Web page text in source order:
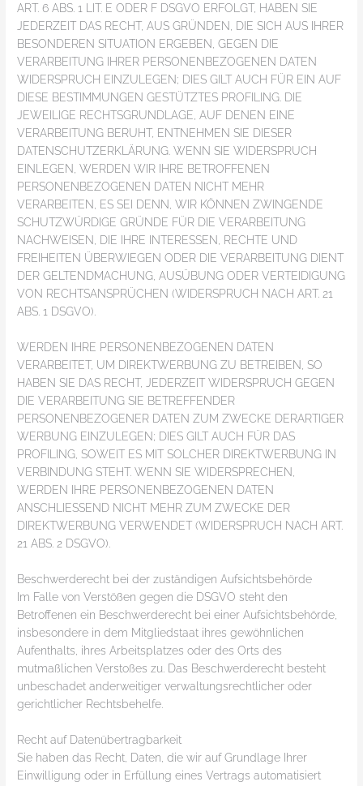
ART. 6 ABS. 1 LIT. E ODER F DSGVO ERFOLGT, HABEN SIE
JEDERZEIT DAS RECHT, AUS GRÜNDEN, DIE SICH AUS IHRER
BESONDEREN SITUATION ERGEBEN, GEGEN DIE
VERARBEITUNG IHRER PERSONENBEZOGENEN DATEN
WIDERSPRUCH EINZULEGEN; DIES GILT AUCH FÜR EIN AUF
DIESE BESTIMMUNGEN GESTÜTZTES PROFILING. DIE
JEWEILIGE RECHTSGRUNDLAGE, AUF DENEN EINE
VERARBEITUNG BERUHT, ENTNEHMEN SIE DIESER
DATENSCHUTZERKLÄRUNG. WENN SIE WIDERSPRUCH
EINLEGEN, WERDEN WIR IHRE BETROFFENEN
PERSONENBEZOGENEN DATEN NICHT MEHR
VERARBEITEN, ES SEI DENN, WIR KÖNNEN ZWINGENDE
SCHUTZWÜRDIGE GRÜNDE FÜR DIE VERARBEITUNG
NACHWEISEN, DIE IHRE INTERESSEN, RECHTE UND
FREIHEITEN ÜBERWIEGEN ODER DIE VERARBEITUNG DIENT
DER GELTENDMACHUNG, AUSÜBUNG ODER VERTEIDIGUNG
VON RECHTSANSPRÜCHEN (WIDERSPRUCH NACH ART. 21
ABS. 1 DSGVO).
WERDEN IHRE PERSONENBEZOGENEN DATEN
VERARBEITET, UM DIREKTWERBUNG ZU BETREIBEN, SO
HABEN SIE DAS RECHT, JEDERZEIT WIDERSPRUCH GEGEN
DIE VERARBEITUNG SIE BETREFFENDER
PERSONENBEZOGENER DATEN ZUM ZWECKE DERARTIGER
WERBUNG EINZULEGEN; DIES GILT AUCH FÜR DAS
PROFILING, SOWEIT ES MIT SOLCHER DIREKTWERBUNG IN
VERBINDUNG STEHT. WENN SIE WIDERSPRECHEN,
WERDEN IHRE PERSONENBEZOGENEN DATEN
ANSCHLIESSEND NICHT MEHR ZUM ZWECKE DER
DIREKTWERBUNG VERWENDET (WIDERSPRUCH NACH ART.
21 ABS. 2 DSGVO).
Beschwerde­recht bei der zuständigen Aufsichts­behörde
Im Falle von Verstößen gegen die DSGVO steht den
Betroffenen ein Beschwerderecht bei einer Aufsichtsbehörde,
insbesondere in dem Mitgliedstaat ihres gewöhnlichen
Aufenthalts, ihres Arbeitsplatzes oder des Orts des
mutmaßlichen Verstoßes zu. Das Beschwerderecht besteht
unbeschadet anderweitiger verwaltungsrechtlicher oder
gerichtlicher Rechtsbehelfe.
Recht auf Daten­übertrag­barkeit
Sie haben das Recht, Daten, die wir auf Grundlage Ihrer
Einwilligung oder in Erfüllung eines Vertrags automatisiert